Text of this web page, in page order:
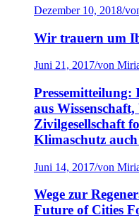
Dezember 10, 2018/
Wir trauern um
Juni 21, 2017/von
aus
Zivilgesellschaft
Klimaschutz
Juni 14, 2017/von
Wege zur
Future of Cities